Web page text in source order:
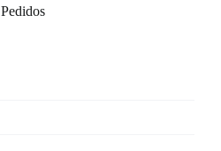
Pedidos